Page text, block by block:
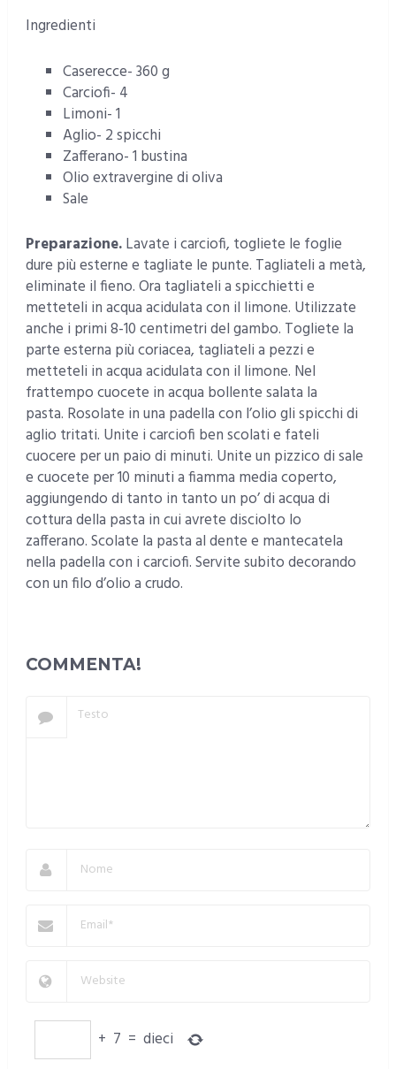
Ingredienti
Caserecce- 360 g
Carciofi- 4
Limoni- 1
Aglio- 2 spicchi
Zafferano- 1 bustina
Olio extravergine di oliva
Sale
Preparazione.Lavate i carciofi, togliete le foglie
dure più esterne e tagliate le punte. Tagliateli a metà,
eliminate il fieno. Ora tagliateli a spicchietti e
metteteli in acqua acidulata con il limone. Utilizzate
anche i primi 8-10 centimetri del gambo. Togliete la
parte esterna più coriacea, tagliateli a pezzi e
metteteli in acqua acidulata con il limone. Nel
frattempo cuocete in acqua bollente salata la
pasta. Rosolate in una padella con l’olio gli spicchi di
aglio tritati. Unite i carciofi ben scolati e fateli
cuocere per un paio di minuti. Unite un pizzico di sale
e cuocete per 10 minuti a fiamma media coperto,
aggiungendo di tanto in tanto un po’ di acqua di
cottura della pasta in cui avrete disciolto lo
zafferano. Scolate la pasta al dente e mantecatela
nella padella con i carciofi. Servite subito decorando
con un filo d’olio a crudo.
COMMENTA!
+ 7 = dieci